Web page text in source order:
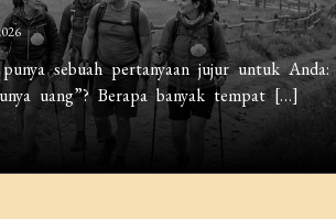
sebuah pertanyaan jujur untuk Anda:
uang”? Berapa banyak tempat […]